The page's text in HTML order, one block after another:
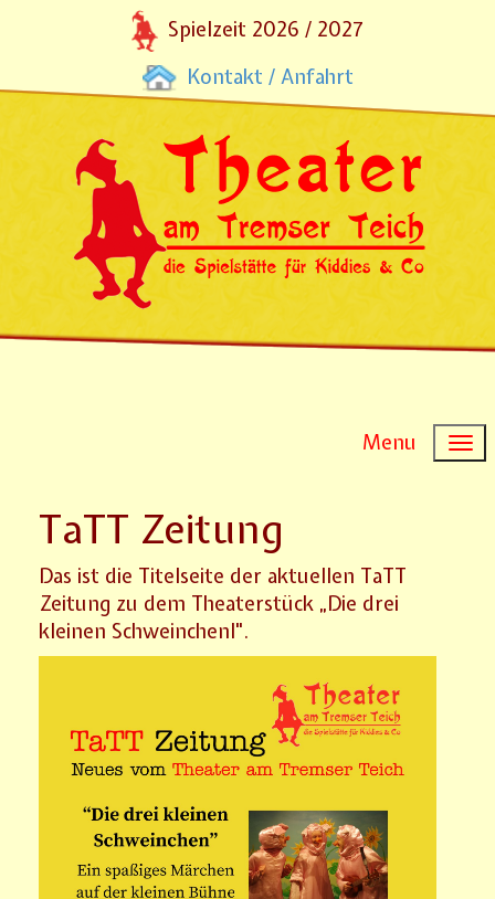
Spielzeit 2026 / 2027
Kontakt / Anfahrt
Menu
TaTT Zeitung
Das ist die Titelseite der aktuellen TaTT
Zeitung zu dem Theaterstück „Die drei
kleinen Schweinchenl".